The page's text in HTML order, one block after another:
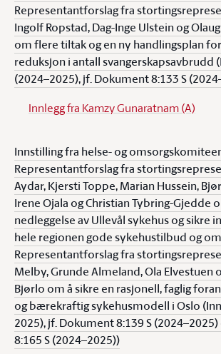
Representantforslag fra
Ingolf Ropstad, Dag-Inge Ulstein og
om flere tiltak og en ny handlingsplan
reduksjon i antall svangerskapsavbrudd
(2024–2025), jf. Dokument 8:133 S
Innlegg fra Kamzy Gunaratnam (A)
Innstilling fra helse- og
Representantforslag fra
Aydar, Kjersti Toppe, Marian Hussein,
Irene Ojala og Christian Tybring-Gjedde
nedleggelse av Ullevål sykehus og sikre
hele regionen gode sykehustilbud og om
Representantforslag fra
Melby, Grunde Almeland, Ola Elvestuen
Bjørlo om å sikre en rasjonell, faglig
og bærekraftig sykehusmodell i Oslo
2025), jf. Dokument 8:139 S
8:165 S (2024–2025))